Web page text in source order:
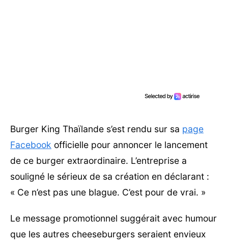
Burger King Thaïlande s’est rendu sur sa page
Facebook officielle pour annoncer le lancement
de ce burger extraordinaire. L’entreprise a
souligné le sérieux de sa création en déclarant :
« Ce n’est pas une blague. C’est pour de vrai. »
Le message promotionnel suggérait avec humour
que les autres cheeseburgers seraient envieux